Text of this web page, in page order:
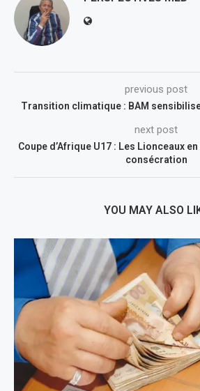
previous post
Transition climatique : BAM
next post
Coupe d’Afrique U17 : Les Lionceaux
consécration
YOU MAY ALSO